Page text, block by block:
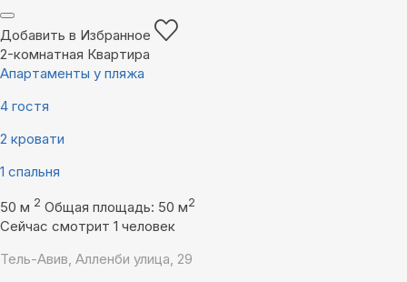
Добавить в Избранное
2-комнатная Квартира
Апартаменты у пляжа
4 гостя
2 кровати
1 спальня
50 м 2 Общая площадь: 50 м2
Сейчас смотрит 1 человек
Тель-Авив, Алленби улица, 29